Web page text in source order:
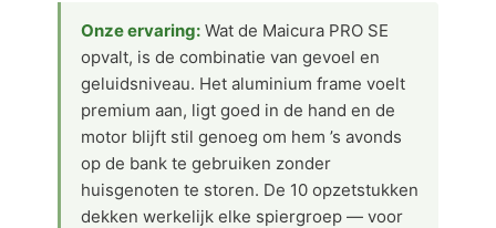
Onze ervaring: Wat de Maicura PRO SE
opvalt, is de combinatie van gevoel en
geluidsniveau. Het aluminium frame voelt
premium aan, ligt goed in de hand en de
motor blijft stil genoeg om hem ’s avonds
op de bank te gebruiken zonder
huisgenoten te storen. De 10 opzetstukken
dekken werkelijk elke spiergroep — voor